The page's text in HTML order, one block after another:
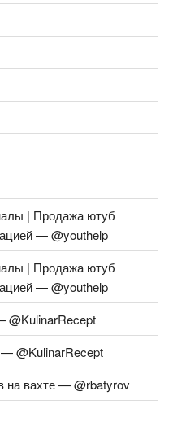
| Продажа ютуб
— @youthelp
| Продажа ютуб
— @youthelp
@KulinarRecept
@KulinarRecept
на вахте — @rbatyrov